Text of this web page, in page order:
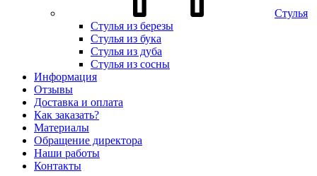
Стулья
Стулья из березы
Стулья из бука
Стулья из дуба
Стулья из сосны
Информация
Отзывы
Доставка и оплата
Как заказать?
Материалы
Обращение директора
Наши работы
Контакты